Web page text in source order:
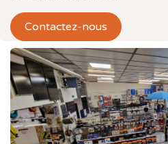
Contactez-nous